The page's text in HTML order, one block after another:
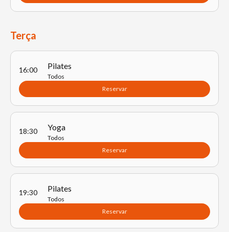
Terça
16:00 Pilates
Todos
Reservar
18:30 Yoga
Todos
Reservar
19:30 Pilates
Todos
Reservar